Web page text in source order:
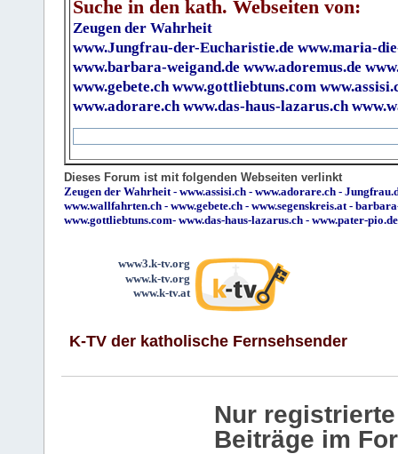
Suche in den kath. Webseiten von:
Zeugen der Wahrheit
www.Jungfrau-der-Eucharistie.de www.maria-
www.barbara-weigand.de www.adoremus.de
www.gebete.ch www.gottliebtuns.com
www.adorare.ch www.das-haus-lazarus.ch
Dieses Forum ist mit folgenden Webseiten verlinkt
Zeugen der Wahrheit - www.assisi.ch - www.adorare.ch -
www.wallfahrten.ch - www.gebete.ch - www.segenskreis.at -
www.gottliebtuns.com- www.das-haus-lazarus.ch - www.pater-pio.de
www3.k-tv.org
www.k-tv.org
www.k-tv.at
K-TV der katholische Fernsehsender
Nur
Beiträge im